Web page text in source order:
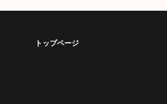
トップページ